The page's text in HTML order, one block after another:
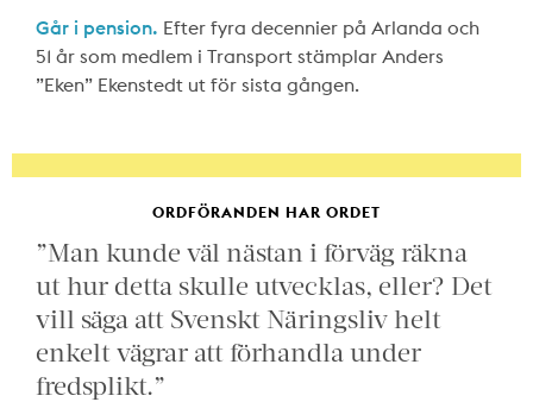
Går i pension. Efter fyra decennier på Arlanda och
51 år som medlem i Transport stämplar Anders
”Eken” Ekenstedt ut för sista gången.
ORDFÖRANDEN HAR ORDET
”Man kunde väl nästan i förväg räkna
ut hur detta skulle utvecklas, eller? Det
vill säga att Svenskt Näringsliv helt
enkelt vägrar att förhandla under
fredsplikt.”